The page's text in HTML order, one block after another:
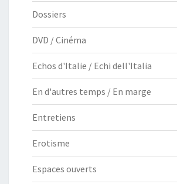
Dossiers
DVD / Cinéma
Echos d'Italie / Echi dell'Italia
En d'autres temps / En marge
Entretiens
Erotisme
Espaces ouverts